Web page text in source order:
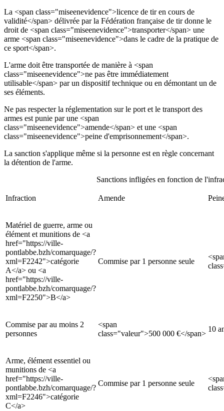
La <span class="miseenevidence">licence de tir en cours de
validité</span> délivrée par la Fédération française de tir donne le
droit de <span class="miseenevidence">transporter</span> une
arme <span class="miseenevidence">dans le cadre de la pratique de
ce sport</span>.
L'arme doit être transportée de manière à <span
class="miseenevidence">ne pas être immédiatement
utilisable</span> par un dispositif technique ou en démontant un de
ses éléments.
Ne pas respecter la réglementation sur le port et le transport des
armes est punie par une <span
class="miseenevidence">amende</span> et une <span
class="miseenevidence">peine d'emprisonnement</span>.
La sanction s'applique même si la personne est en règle concernant
la détention de l'arme.
Sanctions infligées en fonction de
Infraction Amende
Matériel de guerre, arme ou
élément et munitions de <a
href="https://ville-
pontlabbe.bzh/comarquage/?
xml=F2242">catégorie
A</a> ou <a
href="https://ville-
pontlabbe.bzh/comarquage/?
xml=F2250">B</a>
Commise par 1 personne seule
Commise par au moins 2
personnes
<span
class="valeur">500 000 €</span>
10
Arme, élément essentiel ou
munitions de <a
href="https://ville-
pontlabbe.bzh/comarquage/?
xml=F2246">catégorie
C</a>
Commise par 1 personne seule